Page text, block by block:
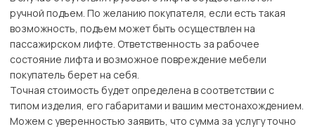
ручной подъем. По желанию покупателя, если есть такая
возможность, подъем может быть осуществлен на
пассажирском лифте. Ответственность за рабочее
состояние лифта и возможное повреждение мебели
покупатель берет на себя.
Точная стоимость будет определена в соответствии с
типом изделия, его габаритами и вашим местонахождением.
Можем с уверенностью заявить, что сумма за услугу точно